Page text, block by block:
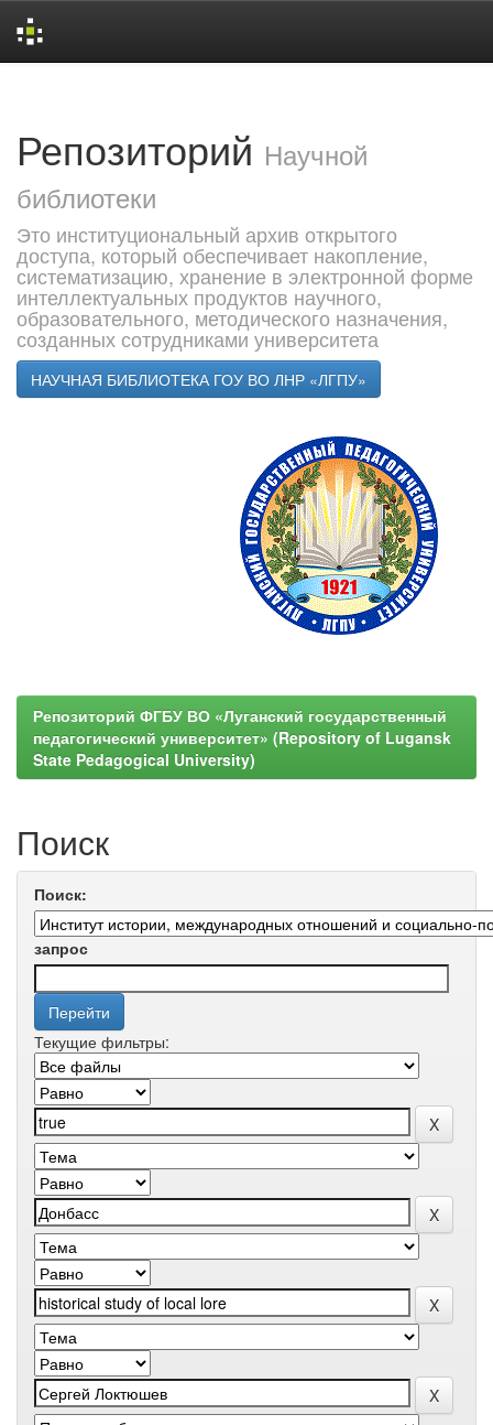
Репозиторий Научной
библиотеки
Это институциональный архив открытого
доступа, который обеспечивает накопление,
систематизацию, хранение в электронной форме
интеллектуальных продуктов научного,
образовательного, методического назначения,
созданных сотрудниками университета
НАУЧНАЯ БИБЛИОТЕКА ГОУ ВО ЛНР «ЛГПУ»
Репозиторий ФГБУ ВО «Луганский государственный
педагогический университет» (Repository of Lugansk
State Pedagogical University)
Поиск
Поиск:
запрос
Текущие фильтры: